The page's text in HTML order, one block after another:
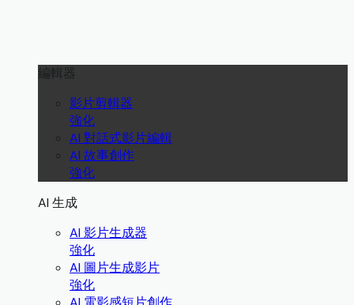
編輯器
影片剪輯器
強化
AI 對話式影片編輯
AI 故事創作
強化
AI 生成
AI 影片生成器
強化
AI 圖片生成影片
強化